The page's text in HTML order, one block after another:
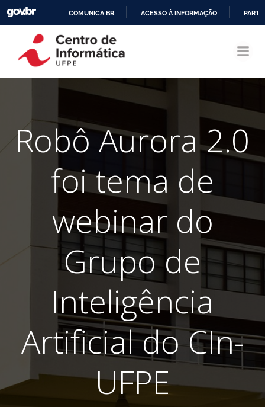
CONTEÚDO
COMUNICA BR ACESSO À INFORMAÇÃO
Robô Aurora 2.0
foi tema de
webinar do
Grupo de
Inteligência
Artificial do CIn-
UFPE